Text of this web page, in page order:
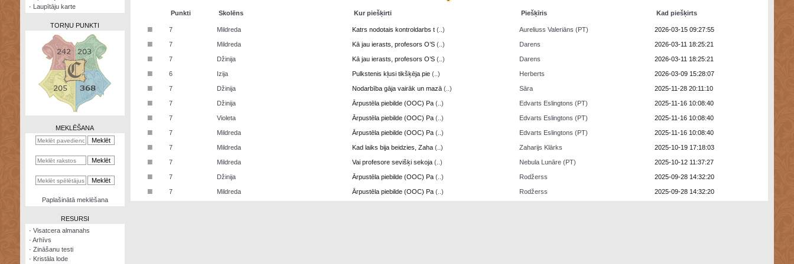
kalkulators
· Laupītāju karte
TORŅU PUNKTI
MEKLĒŠANA
Paplašinātā meklēšana
RESURSI
· Visatcera almanahs
· Arhīvs
· Zināšanu testi
· Kristāla lode
Punkti Skolēns Kur piešķirti Piešķīris Kad piešķirts
■ 7 Mildreda Katrs nodotais kontroldarbs t (..) Aureliuss Valeriāns (PT) 2026-03-15 09:27:55
■ 7 Mildreda Kā jau ierasts, profesors O’S (..) Darens 2026-03-11 18:25:21
■ 7 Džinija Kā jau ierasts, profesors O’S (..) Darens 2026-03-11 18:25:21
■ 6 Izija Pulkstenis kļusi tikšķēja pie (..) Herberts 2026-03-09 15:28:07
■ 7 Džinija Nodarbība gāja vairāk un mazā (..) Sāra 2025-11-28 20:11:10
■ 7 Džinija Ārpustēla piebilde (OOC) Pa (..) Edvarts Eslingtons (PT) 2025-11-16 10:08:40
■ 7 Violeta Ārpustēla piebilde (OOC) Pa (..) Edvarts Eslingtons (PT) 2025-11-16 10:08:40
■ 7 Mildreda Ārpustēla piebilde (OOC) Pa (..) Edvarts Eslingtons (PT) 2025-11-16 10:08:40
■ 7 Mildreda Kad laiks bija beidzies, Zaha (..) Zaharijs Klārks 2025-10-19 17:18:03
■ 7 Mildreda Vai profesore sevišķi sekoja (..) Nebula Lunāre (PT) 2025-10-12 11:37:27
■ 7 Džinija Ārpustēla piebilde (OOC) Pa (..) Rodžerss 2025-09-28 14:32:20
■ 7 Mildreda Ārpustēla piebilde (OOC) Pa (..) Rodžerss 2025-09-28 14:32:20